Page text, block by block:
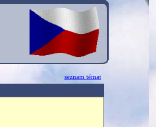
seznam témat